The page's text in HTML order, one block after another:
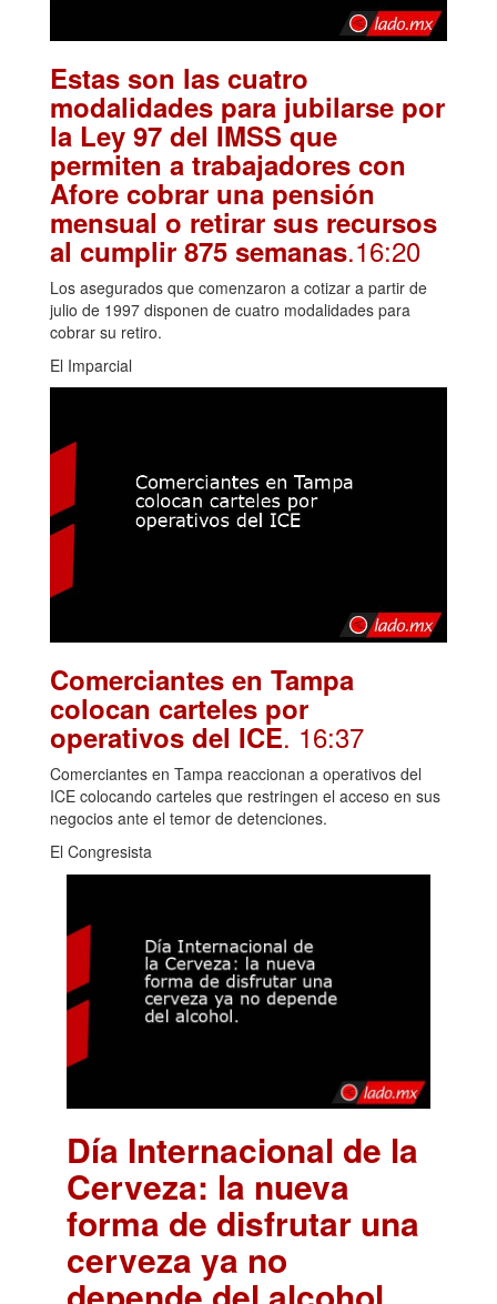
Estas son las cuatro
modalidades para jubilarse por
la Ley 97 del IMSS que
permiten a trabajadores con
Afore cobrar una pensión
mensual o retirar sus recursos
al cumplir 875 semanas.16:20
Los asegurados que comenzaron a cotizar a partir de
julio de 1997 disponen de cuatro modalidades para
cobrar su retiro.
El Imparcial
Comerciantes en Tampa
colocan carteles por
operativos del ICE. 16:37
Comerciantes en Tampa reaccionan a operativos del
ICE colocando carteles que restringen el acceso en sus
negocios ante el temor de detenciones.
El Congresista
Día Internacional de la
Cerveza: la nueva
forma de disfrutar una
cerveza ya no